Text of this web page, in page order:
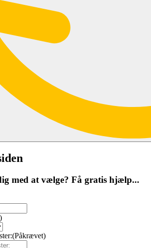
med at vælge? Få gratis hjælp...
(Påkrævet)